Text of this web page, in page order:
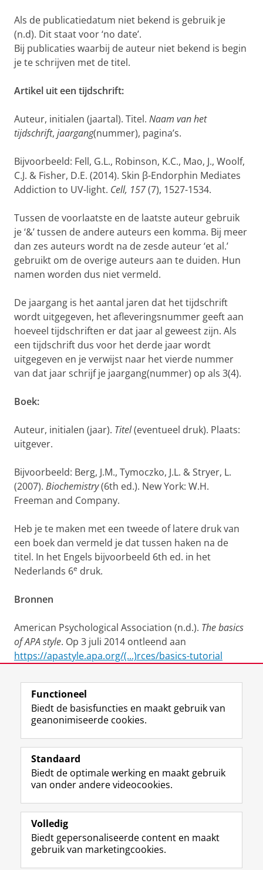
Als de publicatiedatum niet bekend is gebruik je
(n.d). Dit staat voor ‘no date’.
Bij publicaties waarbij de auteur niet bekend is begin
je te schrijven met de titel.
Artikel uit een tijdschrift:
Auteur, initialen (jaartal). Titel. Naam van het
tijdschrift, jaargang(nummer), pagina’s.
Bijvoorbeeld: Fell, G.L., Robinson, K.C., Mao, J., Woolf,
C.J. & Fisher, D.E. (2014). Skin β-Endorphin Mediates
Addiction to UV-light. Cell, 157(7), 1527-1534.
Tussen de voorlaatste en de laatste auteur gebruik
je ‘&’ tussen de andere auteurs een komma. Bij meer
dan zes auteurs wordt na de zesde auteur ‘et al.’
gebruikt om de overige auteurs aan te duiden. Hun
namen worden dus niet vermeld.
De jaargang is het aantal jaren dat het tijdschrift
wordt uitgegeven, het afleveringsnummer geeft aan
hoeveel tijdschriften er dat jaar al geweest zijn. Als
een tijdschrift dus voor het derde jaar wordt
uitgegeven en je verwijst naar het vierde nummer
van dat jaar schrijf je jaargang(nummer) op als 3(4).
Boek:
Auteur, initialen (jaar). Titel(eventueel druk). Plaats:
uitgever.
Bijvoorbeeld: Berg, J.M., Tymoczko, J.L. & Stryer, L.
(2007). Biochemistry(6th ed.). New York: W.H.
Freeman and Company.
Heb je te maken met een tweede of latere druk van
een boek dan vermeld je dat tussen haken na de
titel. In het Engels bijvoorbeeld 6th ed. in het
Nederlands 6e druk.
Bronnen
American Psychological Association (n.d.). The basics
of APA style. Op 3 juli 2014 ontleend aan
https://apastyle.apa.org/(...)rces/basics-tutorial
Laatst gewijzigd: 07 februari 2025 10:47
Volg ons op
F
a
e
b
o
p
a
T
w
t
t
r
r
o
I
n
t
r
m
Y
o
T
e
k
Studiekiezers
Alumni
Over ons
Functioneel
Biedt de basisfuncties en maakt gebruik van
geanonimiseerde cookies.
Standaard
Biedt de optimale werking en maakt gebruik
van onder andere videocookies.
Volledig
Biedt gepersonaliseerde content en maakt
gebruik van marketingcookies.